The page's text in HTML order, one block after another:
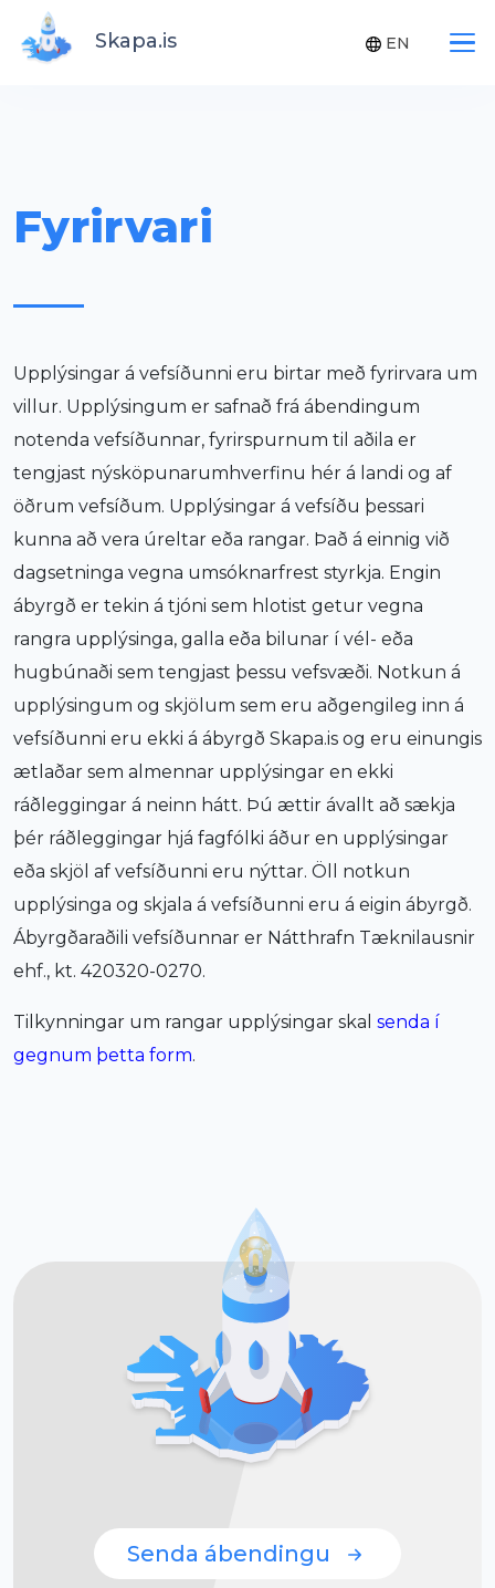
Skapa.is EN
Fyrirvari
Upplýsingar á vefsíðunni eru birtar með fyrirvara um
villur. Upplýsingum er safnað frá ábendingum
notenda vefsíðunnar, fyrirspurnum til aðila er
tengjast nýsköpunarumhverfinu hér á landi og af
öðrum vefsíðum. Upplýsingar á vefsíðu þessari
kunna að vera úreltar eða rangar. Það á einnig við
dagsetninga vegna umsóknarfrest styrkja. Engin
ábyrgð er tekin á tjóni sem hlotist getur vegna
rangra upplýsinga, galla eða bilunar í vél- eða
hugbúnaði sem tengjast þessu vefsvæði. Notkun á
upplýsingum og skjölum sem eru aðgengileg inn á
vefsíðunni eru ekki á ábyrgð Skapa.is og eru einungis
ætlaðar sem almennar upplýsingar en ekki
ráðleggingar á neinn hátt. Þú ættir ávallt að sækja
þér ráðleggingar hjá fagfólki áður en upplýsingar
eða skjöl af vefsíðunni eru nýttar. Öll notkun
upplýsinga og skjala á vefsíðunni eru á eigin ábyrgð.
Ábyrgðaraðili vefsíðunnar er Nátthrafn Tæknilausnir
ehf., kt. 420320-0270.
Tilkynningar um rangar upplýsingar skal senda í
gegnum þetta form.
Senda ábendingu